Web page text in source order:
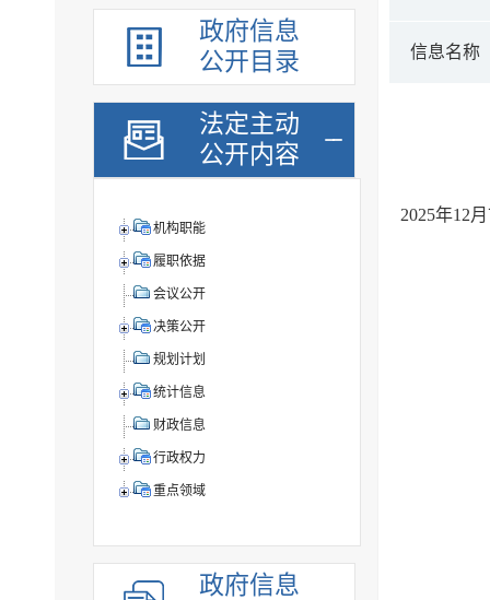
政府信息
公开目录
法定主动
公开内容
机构职能
履职依据
会议公开
决策公开
规划计划
统计信息
财政信息
行政权力
重点领域
政府信息
信息名称
2025年12